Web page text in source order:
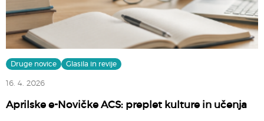
Druge novice Glasila in revije
16. 4. 2026
Aprilske e-Novičke ACS: preplet kulture in učenja